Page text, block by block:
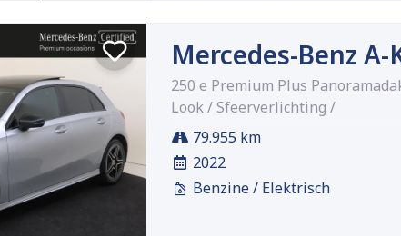
Mercedes-Benz A-
250 e Premium Plus
Look / Sfeerverlichting /
79.955 km
2022
Benzine / Elektrisch